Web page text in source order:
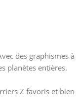
des graphismes
planètes entières.
Z favoris et